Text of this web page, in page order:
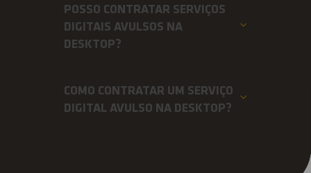
POSSO CONTRATAR SERVIÇOS
DIGITAIS AVULSOS NA
DESKTOP?
COMO CONTRATAR UM SERVIÇO
DIGITAL AVULSO NA DESKTOP?